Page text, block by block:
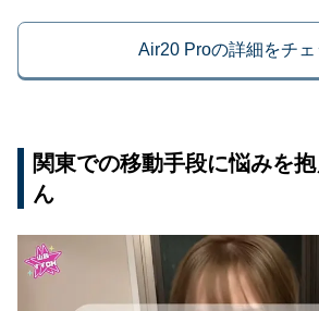
Air20 Proの詳細をチェ
関東での移動手段に悩みを
ん